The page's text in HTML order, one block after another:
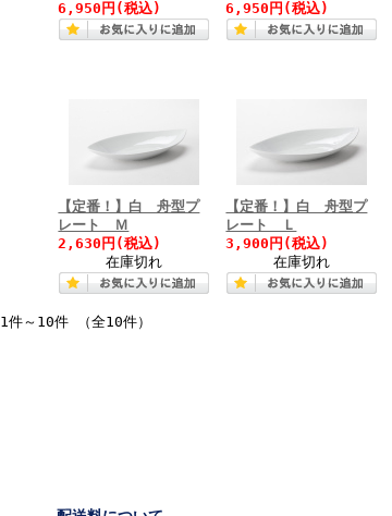
6,950円(税込)
6,950円(税込)
【定番！】白 舟型プ
レート Ｍ
2,630円(税込)
在庫切れ
【定番！】白 舟型プ
レート Ｌ
3,900円(税込)
在庫切れ
1件～10件 （全10件）